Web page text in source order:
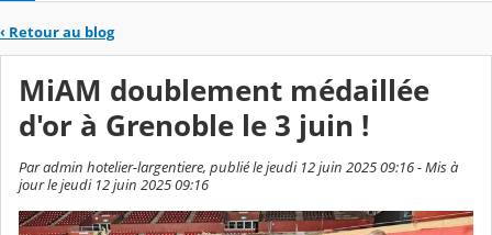
‹ Retour au blog
MiAM doublement médaillée
d'or à Grenoble le 3 juin !
Par admin hotelier-largentiere, publié le jeudi 12 juin 2025 09:16 - Mis à
jour le jeudi 12 juin 2025 09:16